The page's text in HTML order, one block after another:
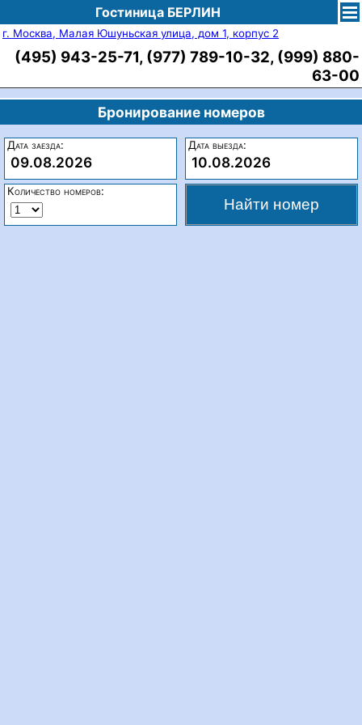
Гостиница БЕРЛИН
г. Москва, Малая Юшуньская улица, дом 1, корпус 2
(495) 943-25-71, (977) 789-10-32, (999) 880-
63-00
Бронирование номеров
Дата заезда:
09.08.2026
Дата выезда:
10.08.2026
Количество номеров: